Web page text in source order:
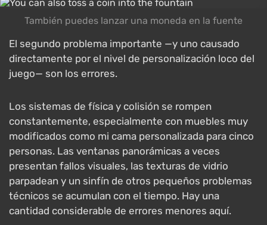
También puedes lanzar una moneda en la fuente
El segundo problema importante —y uno causado
directamente por el nivel de personalización loco del
juego— son los errores.
Los sistemas de física y colisión se rompen
constantemente, especialmente con muebles muy
modificados como mi cama personalizada para cinco
personas. Las ventanas panorámicas a veces
presentan fallos visuales, las texturas de vidrio
parpadean y un sinfín de otros pequeños problemas
técnicos se acumulan con el tiempo. Hay una
cantidad considerable de errores menores aquí.